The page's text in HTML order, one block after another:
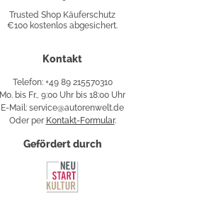
Käuferschutz
Trusted Shop Käuferschutz
€100 kostenlos abgesichert.
Kontakt
Telefon: +49 89 215570310
Mo. bis Fr., 9:00 Uhr bis 18:00 Uhr
E-Mail: service@autorenwelt.de
Oder per Kontakt-Formular.
Gefördert durch